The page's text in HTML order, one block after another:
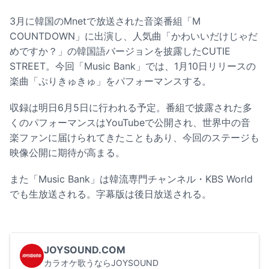
3月に韓国のMnetで放送された音楽番組「M
COUNTDOWN」に出演し、人気曲「かわいいだけじゃだ
めですか？」の韓国語バージョンを披露したCUTIE
STREET。今回「Music Bank」では、1月10日リリースの
楽曲「ぷりきゅきゅ」をパフォーマンスする。
収録は明日6月5日に行われる予定。番組で披露された多
くのパフォーマンスはYouTubeで公開され、世界中の音
楽ファンに届けられてきたこともあり、今回のステージも
映像公開に期待が高まる。
また「Music Bank」は韓流専門チャンネル・KBS World
でも生放送される。字幕版は後日放送される。
JOYSOUND.COM
カラオケ歌うならJOYSOUND